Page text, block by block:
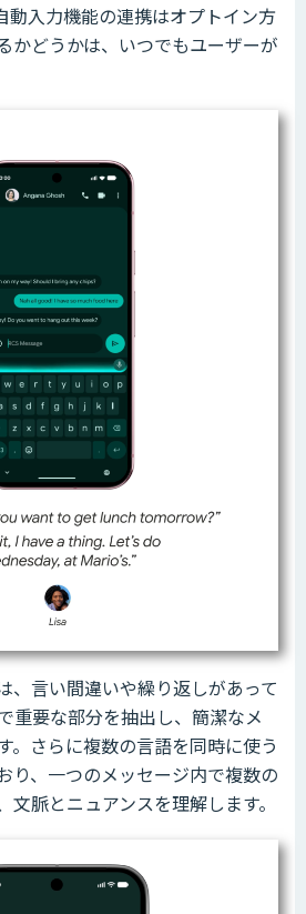
入力機能の連携はオプトイン方
かどうかは、いつでもユーザーが
、言い間違いや繰り返しがあって
重要な部分を抽出し、簡潔なメ
。さらに複数の言語を同時に使う
り、一つのメッセージ内で複数の
脈とニュアンスを理解します。